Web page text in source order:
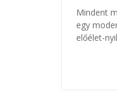
Mindent
egy
előélet-